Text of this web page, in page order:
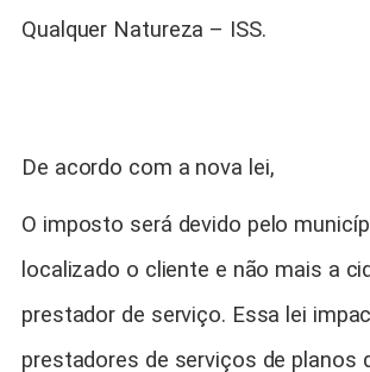
Qualquer Natureza – ISS.
De acordo com a nova lei,
O imposto será devido pelo
localizado o cliente e não mais a
prestador de serviço. Essa lei
prestadores de serviços de planos